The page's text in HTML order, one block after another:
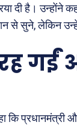
दी है। उन्होंने
से सुने, लेकिन
कि प्रधानमंत्री